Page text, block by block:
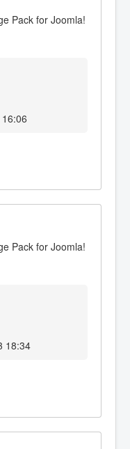
Pack for Joomla!
Pack for Joomla!
18:34